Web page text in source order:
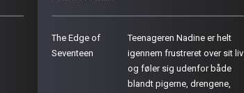
The Edge of
Seventeen
Teenageren Nadine er helt
igennem frustreret over sit liv
og føler sig udenfor både
blandt pigerne, drengene,